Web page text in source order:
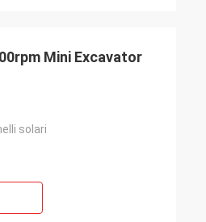
Mini Excavator
solari